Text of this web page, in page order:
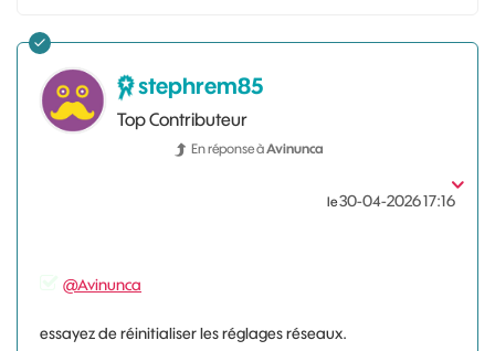
stephrem85
Top Contributeur
En réponse àAvinunca
le‎30-04-202617:16
@Avinunca
essayez de réinitialiser les réglages réseaux.